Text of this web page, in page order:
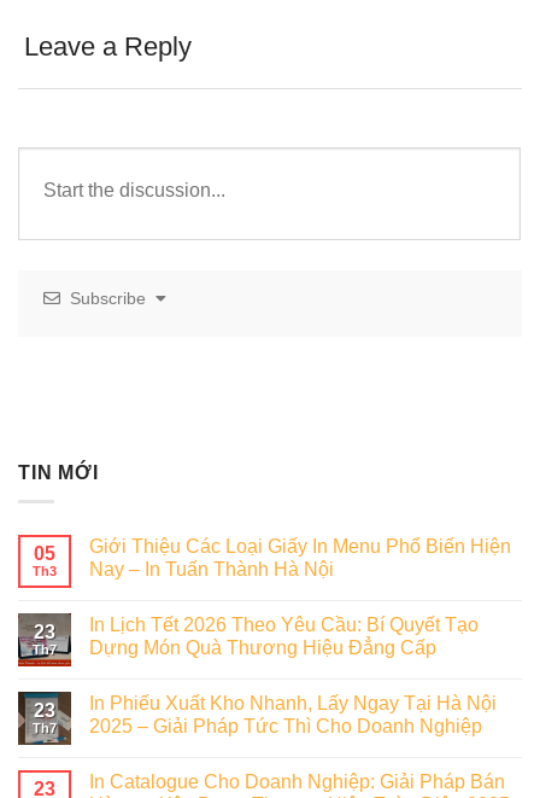
Leave a Reply
Subscribe
TIN MỚI
05
Th3
Giới Thiệu Các Loại Giấy In Menu Phổ Biến Hiện
Nay – In Tuấn Thành Hà Nội
23
Th7
In Lịch Tết 2026 Theo Yêu Cầu: Bí Quyết Tạo
Dựng Món Quà Thương Hiệu Đẳng Cấp
23
Th7
In Phiếu Xuất Kho Nhanh, Lấy Ngay Tại Hà Nội
2025 – Giải Pháp Tức Thì Cho Doanh Nghiệp
23
In Catalogue Cho Doanh Nghiệp: Giải Pháp Bán